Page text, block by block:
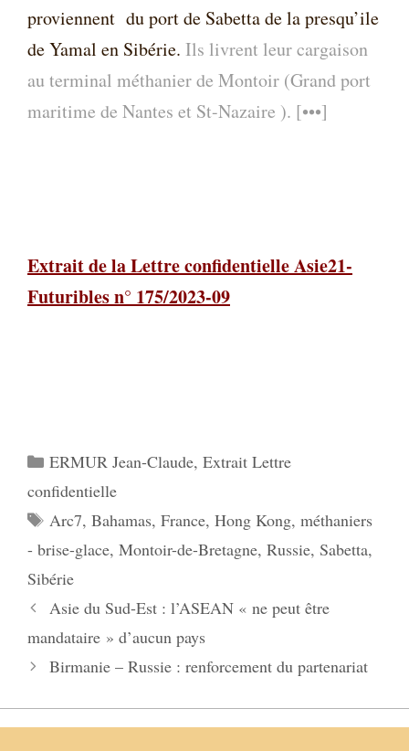
proviennent du port de Sabetta de la presqu’ile
de Yamal en Sibérie. Ils livrent leur cargaison
au terminal méthanier de Montoir (Grand port
maritime de Nantes et St-Nazaire ). [•••]
Extrait de la Lettre confidentielle Asie21-
Futuribles n° 175/2023-09
Catégories
ERMUR Jean-Claude, Extrait Lettre
confidentielle
Étiquettes
Arc7, Bahamas, France, Hong Kong, méthaniers
- brise-glace, Montoir-de-Bretagne, Russie, Sabetta,
Sibérie
Asie du Sud-Est : l’ASEAN « ne peut être
mandataire » d’aucun pays
Birmanie – Russie : renforcement du partenariat